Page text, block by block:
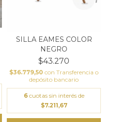
SILLA EAMES COLOR
NEGRO
$43.270
$36.779,50 con Transferencia o
depósito bancario
6 cuotas sin interés de
$7.211,67